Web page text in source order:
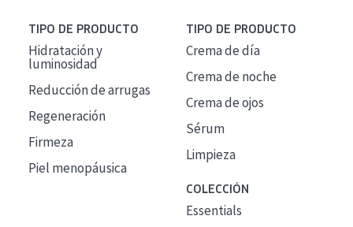
TIPO DE PRODUCTO
Hidratación y
luminosidad
Reducción de arrugas
Regeneración
Firmeza
Piel menopáusica
TIPO DE PRODUCTO
Crema de día
Crema de noche
Crema de ojos
Sérum
Limpieza
COLECCIÓN
Essentials